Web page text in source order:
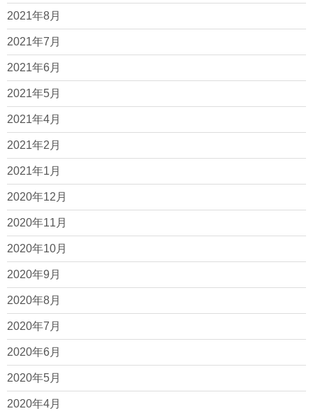
2021年8月
2021年7月
2021年6月
2021年5月
2021年4月
2021年2月
2021年1月
2020年12月
2020年11月
2020年10月
2020年9月
2020年8月
2020年7月
2020年6月
2020年5月
2020年4月